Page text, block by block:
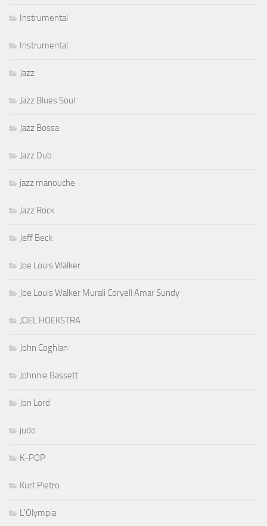
Instrumental
Instrumental
Jazz
Jazz Blues Soul
Jazz Bossa
Jazz Dub
jazz manouche
Jazz Rock
Jeff Beck
Joe Louis Walker
Joe Louis Walker Murali Coryell Amar Sundy
JOEL HOEKSTRA
John Coghlan
Johnnie Bassett
Jon Lord
judo
K-POP
Kurt Pietro
L'Olympia